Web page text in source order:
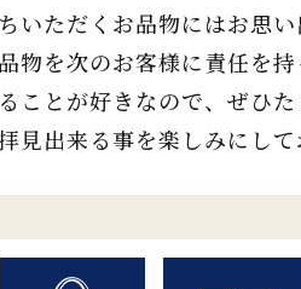
いただくお品物にはお思
物を次のお客様に責任を
ことが好きなので、ぜひ
見出来る事を楽しみにして